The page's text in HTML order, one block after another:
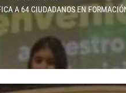
A 64 CIUDADANOS EN